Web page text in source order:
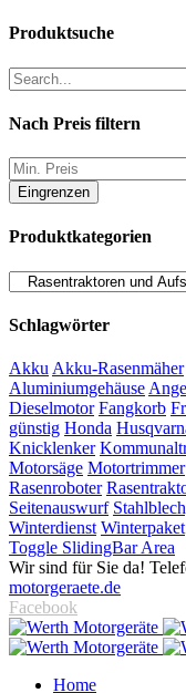
Produktsuche
Nach Preis filtern
Eingrenzen
Produktkategorien
Schlagwörter
Akku Akku-Rasenmäher
Aluminiumgehäuse
Dieselmotor Fangkorb
günstig Honda
Knicklenker
Motorsäge Motortrimmer
Rasenroboter
Seitenauswurf
Winterdienst Winterpaket
Toggle SlidingBar Area
Wir sind für Sie da!
motorgeraete.de
Facebook
Home